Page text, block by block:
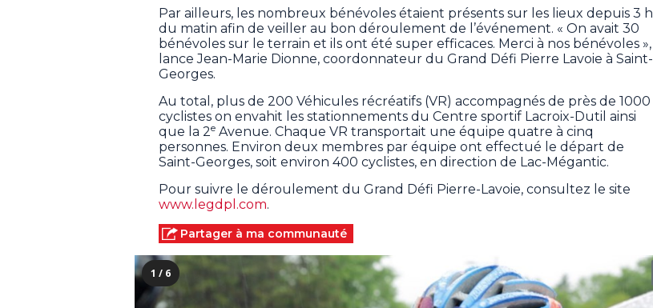
Par ailleurs, les nombreux bénévoles étaient présents sur les lieux depuis 3 h
du matin afin de veiller au bon déroulement de l’événement. « On avait 30
bénévoles sur le terrain et ils ont été super efficaces. Merci à nos bénévoles »,
lance Jean-Marie Dionne, coordonnateur du Grand Défi Pierre Lavoie à Saint-
Georges.
Au total, plus de 200 Véhicules récréatifs (VR) accompagnés de près de 1000
cyclistes on envahit les stationnements du Centre sportif Lacroix-Dutil ainsi
que la 2e Avenue. Chaque VR transportait une équipe quatre à cinq
personnes. Environ deux membres par équipe ont effectué le départ de
Saint-Georges, soit environ 400 cyclistes, en direction de Lac-Mégantic.
Pour suivre le déroulement du Grand Défi Pierre-Lavoie, consultez le site
www.legdpl.com.
Partager à ma communauté
1 / 6